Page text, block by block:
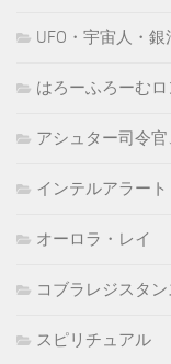
UFO・宇宙人・銀
はろーふろーむ
アシュター司令
インテルアラート
オーロラ・レイ
コブラレジスタン
スピリチュアル